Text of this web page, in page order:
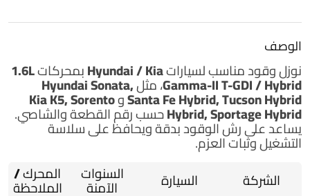
الوصف
نوزل وقودمناسب لسياراتHyundai / Kiaبمحركات1.6L
Gamma-II T-GDI / Hybrid، مثلHyundai Sonata,
Santa Fe Hybrid, Tucson HybridوKia K5, Sorento
Hybrid, Sportage Hybridحسب رقم القطعة والشاصي.
يساعد على رش الوقود بدقة ويحافظ على سلاسة
التشغيل وثبات العزم.
الشركة
السيارة السنوات
الآمنة
المحرك /
الملاحظة